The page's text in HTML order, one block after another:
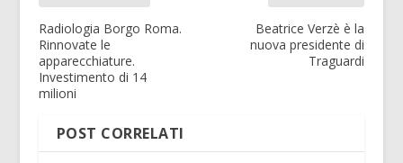
Radiologia Borgo Roma.
Rinnovate le
apparecchiature.
Investimento di 14
milioni
Beatrice Verzè è la
nuova presidente di
Traguardi
POST CORRELATI